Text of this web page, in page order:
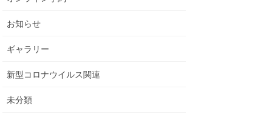
お知らせ
ギャラリー
新型コロナウイルス関連
未分類